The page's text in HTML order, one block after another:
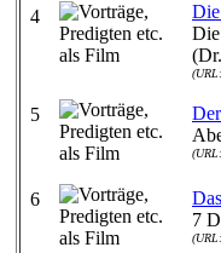
4
(URL:
5
(URL:
6
7
(URL: